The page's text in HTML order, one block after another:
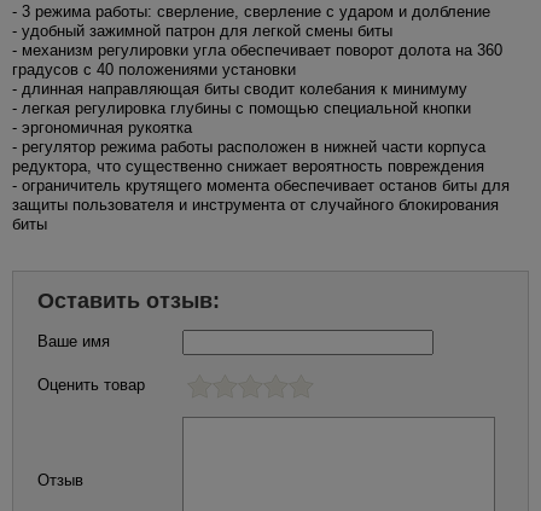
- 3 режима работы: сверление, сверление с ударом и долбление
- удобный зажимной патрон для легкой смены биты
- механизм регулировки угла обеспечивает поворот долота на 360
градусов с 40 положениями установки
- длинная направляющая биты сводит колебания к минимуму
- легкая регулировка глубины с помощью специальной кнопки
- эргономичная рукоятка
- регулятор режима работы расположен в нижней части корпуса
редуктора, что существенно снижает вероятность повреждения
- ограничитель крутящего момента обеспечивает останов биты для
защиты пользователя и инструмента от случайного блокирования
биты
Оставить отзыв:
Ваше имя
Оценить товар
Отзыв